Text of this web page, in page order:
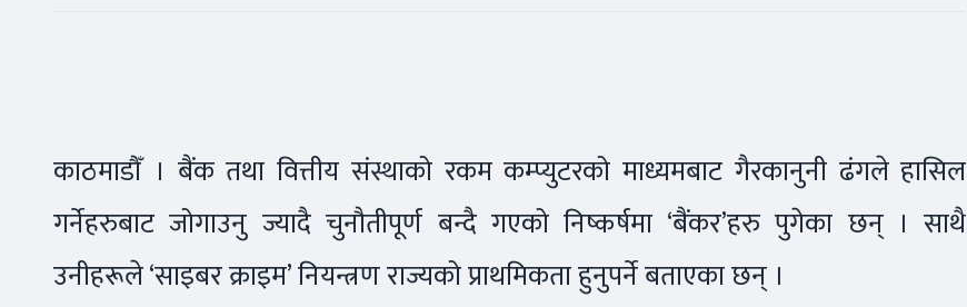
काठमाडौँ । बैंक तथा वित्तीय संस्थाको रकम कम्प्युटरको माध्यमबाट गैरकानुनी ढंगले हासिल
गर्नेहरुबाट जोगाउनु ज्यादै चुनौतीपूर्ण बन्दै गएको निष्कर्षमा ‘बैंकर’हरु पुगेका छन् । साथै
उनीहरूले ‘साइबर क्राइम’ नियन्त्रण राज्यको प्राथमिकता हुनुपर्ने बताएका छन् ।